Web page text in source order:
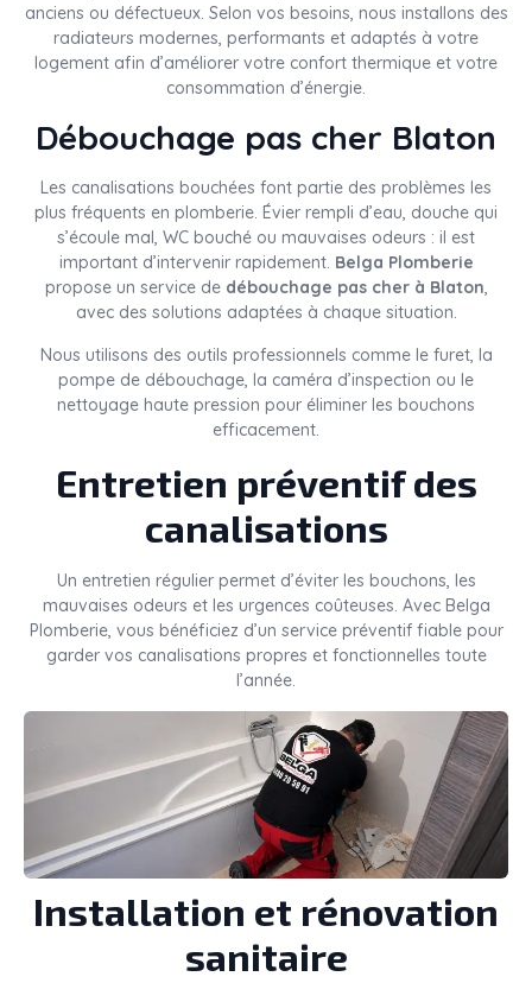
anciens ou défectueux. Selon vos besoins, nous installons des
radiateurs modernes, performants et adaptés à votre
logement afin d’améliorer votre confort thermique et votre
consommation d’énergie.
Débouchage pas cher Blaton
Les canalisations bouchées font partie des problèmes les
plus fréquents en plomberie. Évier rempli d’eau, douche qui
s’écoule mal, WC bouché ou mauvaises odeurs : il est
important d’intervenir rapidement. Belga Plomberie
propose un service de débouchage pas cher à Blaton,
avec des solutions adaptées à chaque situation.
Nous utilisons des outils professionnels comme le furet, la
pompe de débouchage, la caméra d’inspection ou le
nettoyage haute pression pour éliminer les bouchons
efficacement.
Entretien préventif des
canalisations
Un entretien régulier permet d’éviter les bouchons, les
mauvaises odeurs et les urgences coûteuses. Avec Belga
Plomberie, vous bénéficiez d’un service préventif fiable pour
garder vos canalisations propres et fonctionnelles toute
l’année.
Installation et rénovation
sanitaire